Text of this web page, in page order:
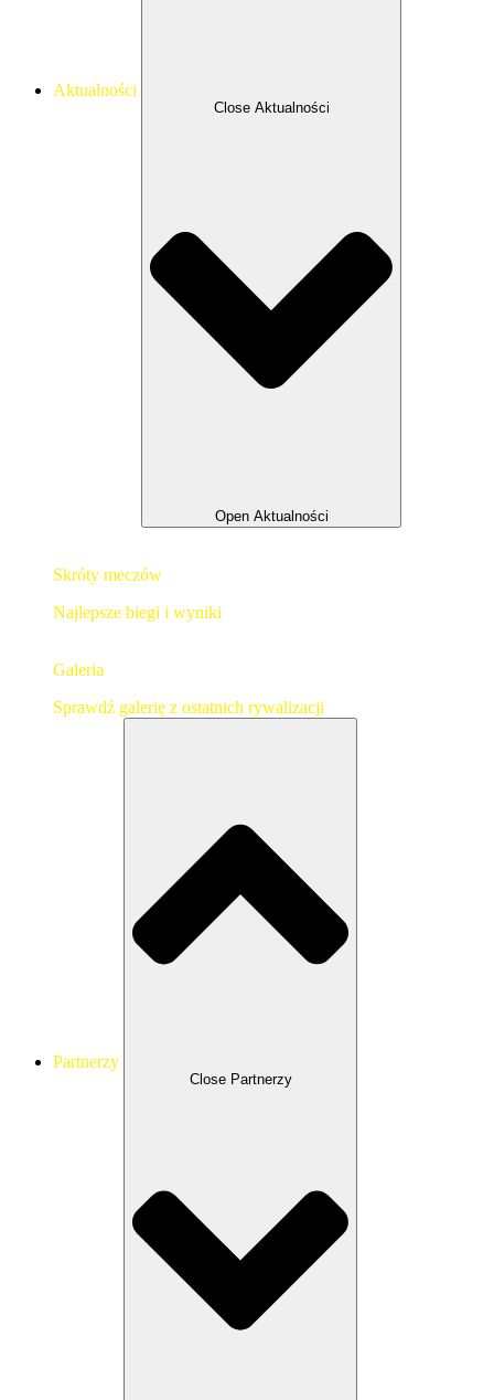
Aktualności
Close Aktualności
Open Aktualności
Skróty meczów
Najlepsze biegi i wyniki
Galeria
Sprawdź galerię z ostatnich rywalizacji
Partnerzy
Close Partnerzy